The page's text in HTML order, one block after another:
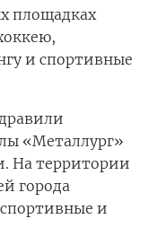
площадках
и спортивные
«Металлург»
На территории
города
и